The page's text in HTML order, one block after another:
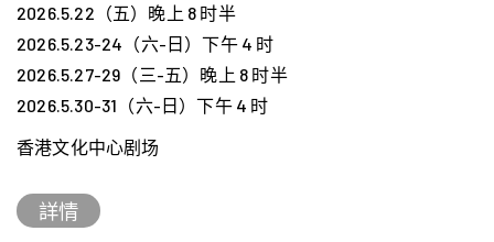
2026.5.22（五）晚上 8 时半
2026.5.23-24（六-日）下午 4 时
2026.5.27-29（三-五）晚上 8 时半
2026.5.30-31（六-日）下午 4 时
香港文化中心剧场
詳情